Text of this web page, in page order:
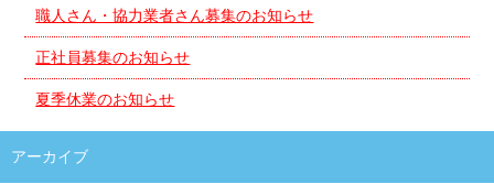
職人さん・協力業者さん募集のお知らせ
正社員募集のお知らせ
夏季休業のお知らせ
アーカイブ